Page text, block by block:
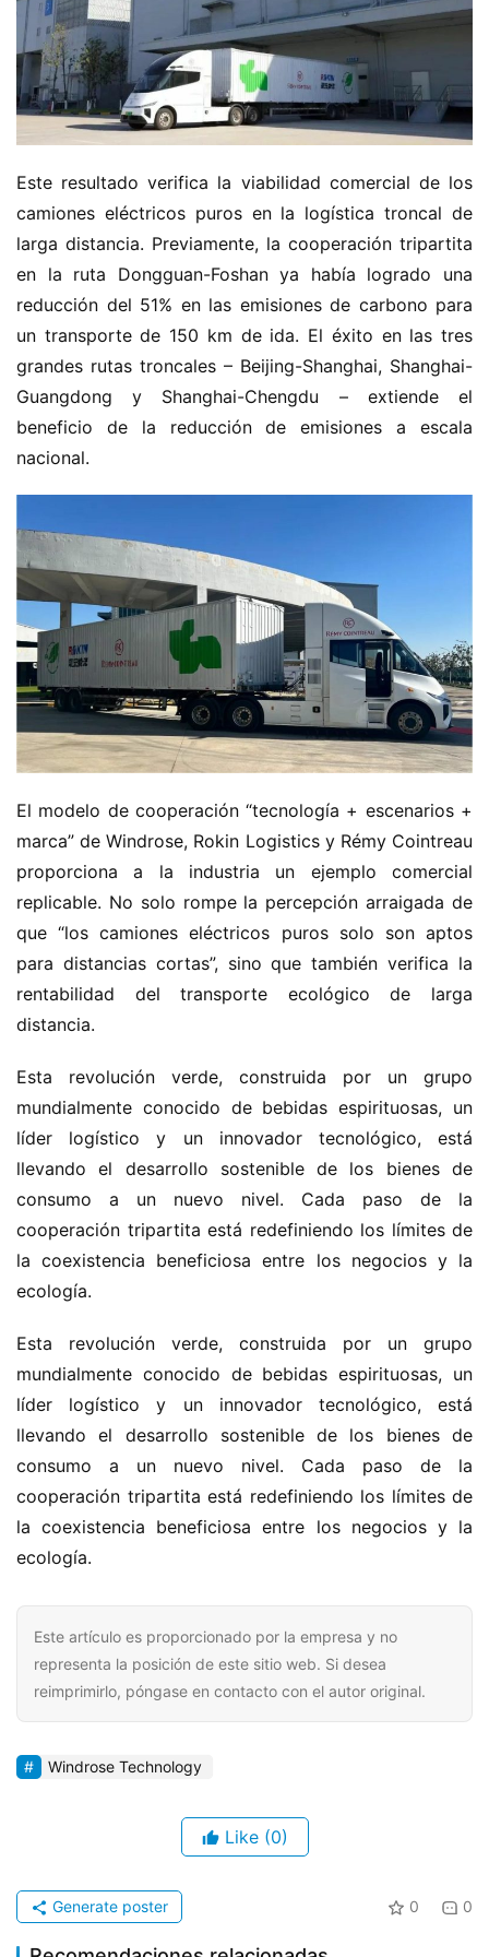
o
m
e
c
a
m
o
n
c
h
i
o
a
m
ó
n
d
e
n
u
e
v
n
e
í
a
Este resultado verifica la viabilidad comercial de los
camiones eléctricos puros en la logística troncal de
larga distancia. Previamente, la cooperación tripartita
en la ruta Dongguan-Foshan ya había logrado una
reducción del 51% en las emisiones de carbono para
un transporte de 150 km de ida. El éxito en las tres
grandes rutas troncales – Beijing-Shanghai, Shanghai-
Guangdong y Shanghai-Chengdu – extiende el
beneficio de la reducción de emisiones a escala
nacional.
El modelo de cooperación “tecnología + escenarios +
marca” de Windrose, Rokin Logistics y Rémy Cointreau
proporciona a la industria un ejemplo comercial
replicable. No solo rompe la percepción arraigada de
que “los camiones eléctricos puros solo son aptos
para distancias cortas”, sino que también verifica la
rentabilidad del transporte ecológico de larga
distancia.
Esta revolución verde, construida por un grupo
mundialmente conocido de bebidas espirituosas, un
líder logístico y un innovador tecnológico, está
llevando el desarrollo sostenible de los bienes de
consumo a un nuevo nivel. Cada paso de la
cooperación tripartita está redefiniendo los límites de
la coexistencia beneficiosa entre los negocios y la
ecología.
Esta revolución verde, construida por un grupo
mundialmente conocido de bebidas espirituosas, un
líder logístico y un innovador tecnológico, está
llevando el desarrollo sostenible de los bienes de
consumo a un nuevo nivel. Cada paso de la
cooperación tripartita está redefiniendo los límites de
la coexistencia beneficiosa entre los negocios y la
ecología.
Este artículo es proporcionado por la empresa y no
representa la posición de este sitio web. Si desea
reimprimirlo, póngase en contacto con el autor original.
Windrose Technology
Like (0)
0 0
Generate poster